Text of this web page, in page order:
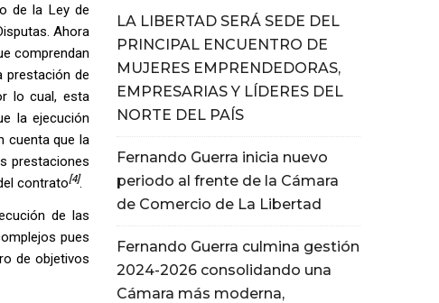
de la Ley de
Ahora
comprendan
prestación de
lo cual, esta
la ejecución
cuenta que la
prestaciones
contrato[4].
de las
pues
de objetivos
LA LIBERTAD SERÁ SEDE DEL
PRINCIPAL ENCUENTRO DE
MUJERES EMPRENDEDORAS,
EMPRESARIAS Y LÍDERES DEL
NORTE DEL PAÍS
Fernando Guerra inicia nuevo
periodo al frente de la Cámara
de Comercio de La Libertad
Fernando Guerra culmina gestión
2024-2026 consolidando una
Cámara más moderna,